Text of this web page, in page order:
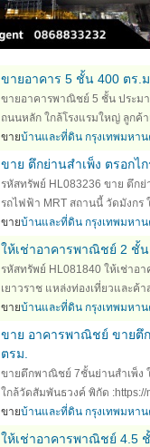
ขายอาคาร 5 ชั้น 400 ตร.
ขายอาคารพาณิชย์ 5 ชั้น ประม
ถนนหลัก ใกล้โรงแรมใหญ่ ลูกค้
ขายบ้านและที่ดิน กรุงเทพมหาน
ขาย ตึกย่านสำเพ็ง ตรอกไ
รหัสทรัพย์ HL083236 ขาย ตึกย่
รถไฟฟ้า MRT สถานนี้ วัดมังกร
ขายบ้านและที่ดิน กรุงเทพมหาน
ให้เช่าอาคารพาณิชย์ 2 ชั้น
รหัสทรัพย์ HL081840 ให้เช่าอ
เยาวราช แหล่งท่องเที่ยวและค้
ขายบ้านและที่ดิน กรุงเทพมหาน
ขาย อาคารพาณิชย์ ขายตึ
ตรม.
ขายตึกพาณิชย์ 7ชั้นย่านสำเพ็ง
ใกล้วัดสัมพันธวงค์ พิกัด :https://
ขายบ้านและที่ดิน กรุงเทพมหาน
ให้เช่าอาคารพาณิชย์ 4.5